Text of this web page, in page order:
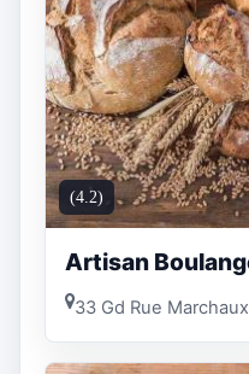
(4.2)
Artisan
33 Gd Rue